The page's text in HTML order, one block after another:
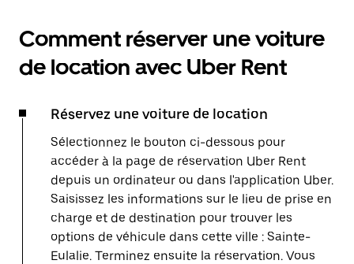
Comment réserver une voiture
de location avec Uber Rent
Réservez une voiture de location
Sélectionnez le bouton ci-dessous pour
accéder à la page de réservation Uber Rent
depuis un ordinateur ou dans l'application Uber.
Saisissez les informations sur le lieu de prise en
charge et de destination pour trouver les
options de véhicule dans cette ville : Sainte-
Eulalie. Terminez ensuite la réservation. Vous